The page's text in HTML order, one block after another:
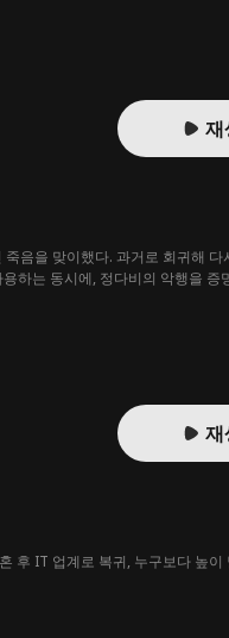
재
음을 맞이했다. 과거로 회귀해 다
하는 동시에, 정다비의 악행을 증
재
후 IT 업계로 복귀, 누구보다 높이